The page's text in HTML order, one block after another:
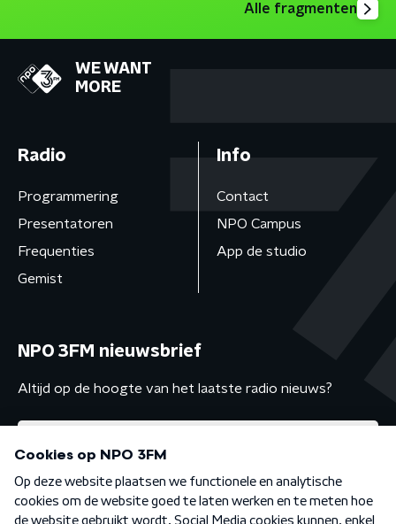
Alle fragmenten
WE WANT
MORE
Radio
Programmering
Presentatoren
Frequenties
Gemist
Info
Contact
NPO Campus
App de studio
NPO 3FM nieuwsbrief
Altijd op de hoogte van het laatste radio nieuws?